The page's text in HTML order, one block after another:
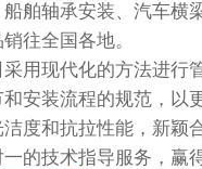
舶轴承安装、汽车横
往全国各地。
现代化的方法进行
安装流程的规范，以
度和抗拉性能，新颖
的技术指导服务，赢